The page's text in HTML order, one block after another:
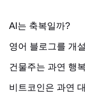
AI는 축복일까?
영어 블로그를 개
건물주는 과연 행
비트코인은 과연